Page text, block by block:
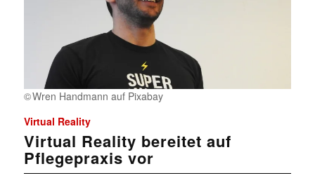
Wren Handmann auf Pixabay
Virtual Reality
Virtual Reality bereitet auf
Pflegepraxis vor